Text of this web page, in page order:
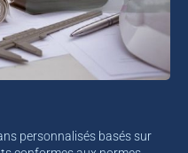
personnalisés basés sur